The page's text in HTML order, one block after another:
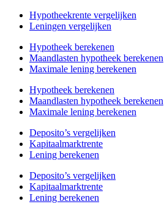
Hypotheekrente vergelijken
Leningen vergelijken
Hypotheek berekenen
Maandlasten hypotheek berekenen
Maximale lening berekenen
Hypotheek berekenen
Maandlasten hypotheek berekenen
Maximale lening berekenen
Deposito’s vergelijken
Kapitaalmarktrente
Lening berekenen
Deposito’s vergelijken
Kapitaalmarktrente
Lening berekenen